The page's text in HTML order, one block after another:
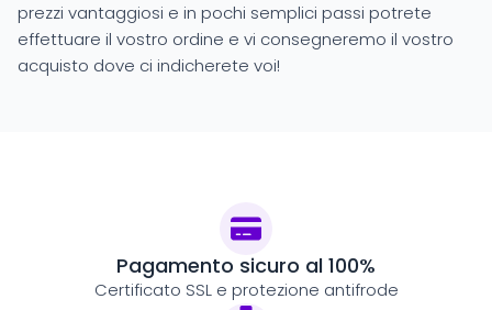
prezzi vantaggiosi e in pochi semplici passi potrete
effettuare il vostro ordine e vi consegneremo il vostro
acquisto dove ci indicherete voi!
Pagamento sicuro al 100%
Certificato SSL e protezione antifrode